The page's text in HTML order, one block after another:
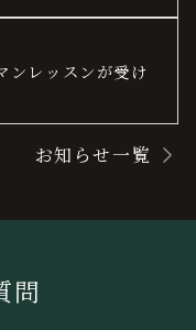
ンレッスンが受け
お知らせ一覧
問